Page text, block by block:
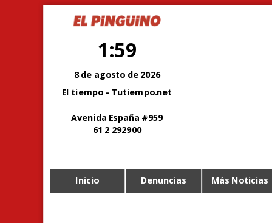
1:59
8 de agosto de 2026
El tiempo - Tutiempo.net
Avenida España #959
61 2 292900
Inicio Denuncias Más Noticias